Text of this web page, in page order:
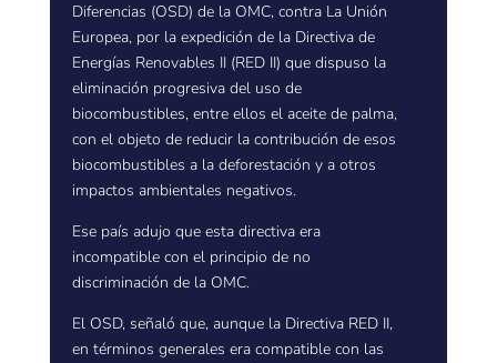
Diferencias (OSD) de la OMC, contra La Unión
Europea, por la expedición de la Directiva de
Energías Renovables II (RED II) que dispuso la
eliminación progresiva del uso de
biocombustibles, entre ellos el aceite de palma,
con el objeto de reducir la contribución de esos
biocombustibles a la deforestación y a otros
impactos ambientales negativos.
Ese país adujo que esta directiva era
incompatible con el principio de no
discriminación de la OMC.
El OSD, señaló que, aunque la Directiva RED II,
en términos generales era compatible con las